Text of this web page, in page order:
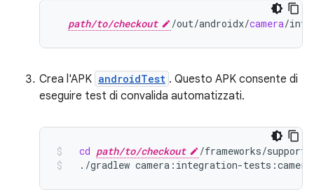
path/to/checkout /out/androidx/camera/
Crea l'APK androidTest . Questo APK consente di
eseguire test di convalida automatizzati.
cd path/to/checkout
/frameworks/support/
./gradlew camera:integration-